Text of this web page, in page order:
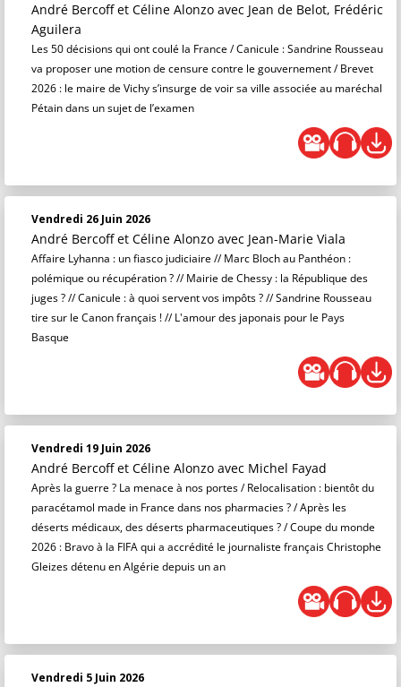
André Bercoff et Céline Alonzo avec Jean de Belot, Frédéric
Aguilera
Les 50 décisions qui ont coulé la France / Canicule : Sandrine Rousseau
va proposer une motion de censure contre le gouvernement / Brevet
2026 : le maire de Vichy s’insurge de voir sa ville associée au maréchal
Pétain dans un sujet de l’examen
Vendredi 26 Juin 2026
André Bercoff et Céline Alonzo avec Jean-Marie Viala
Affaire Lyhanna : un fiasco judiciaire // Marc Bloch au Panthéon :
polémique ou récupération ? // Mairie de Chessy : la République des
juges ? // Canicule : à quoi servent vos impôts ? // Sandrine Rousseau
tire sur le Canon français ! // L'amour des japonais pour le Pays
Basque
Vendredi 19 Juin 2026
André Bercoff et Céline Alonzo avec Michel Fayad
Après la guerre ? La menace à nos portes / Relocalisation : bientôt du
paracétamol made in France dans nos pharmacies ? / Après les
déserts médicaux, des déserts pharmaceutiques ? / Coupe du monde
2026 : Bravo à la FIFA qui a accrédité le journaliste français Christophe
Gleizes détenu en Algérie depuis un an
Vendredi 5 Juin 2026